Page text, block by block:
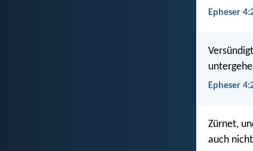
Epheser
Epheser
Zürnet,
auch